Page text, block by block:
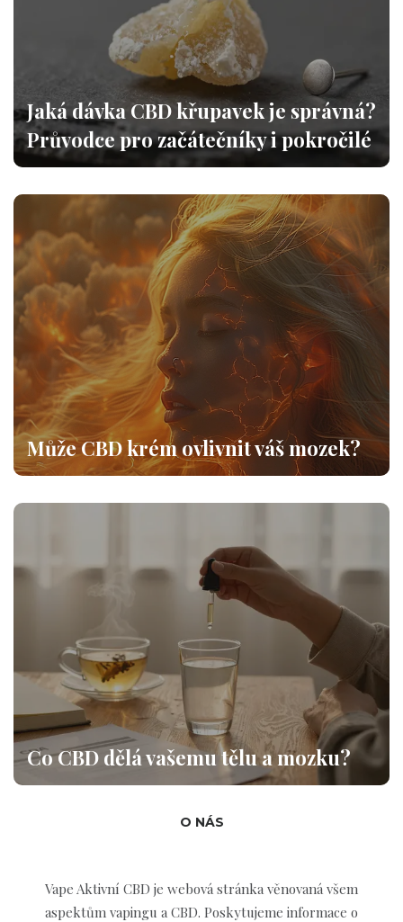
Jaká dávka CBD křupavek je správná?
Průvodce pro začátečníky i pokročilé
Může CBD krém ovlivnit váš mozek?
Co CBD dělá vašemu tělu a mozku?
O NÁS
Vape Aktivní CBD je webová stránka věnovaná všem
aspektům vapingu a CBD. Poskytujeme informace o